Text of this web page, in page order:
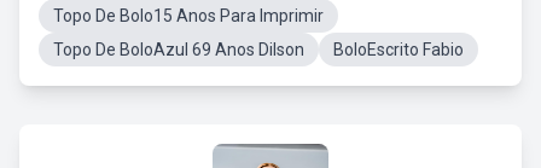
Topo De Bolo15 Anos Para Imprimir
Topo De BoloAzul 69 Anos Dilson
BoloEscrito Fabio